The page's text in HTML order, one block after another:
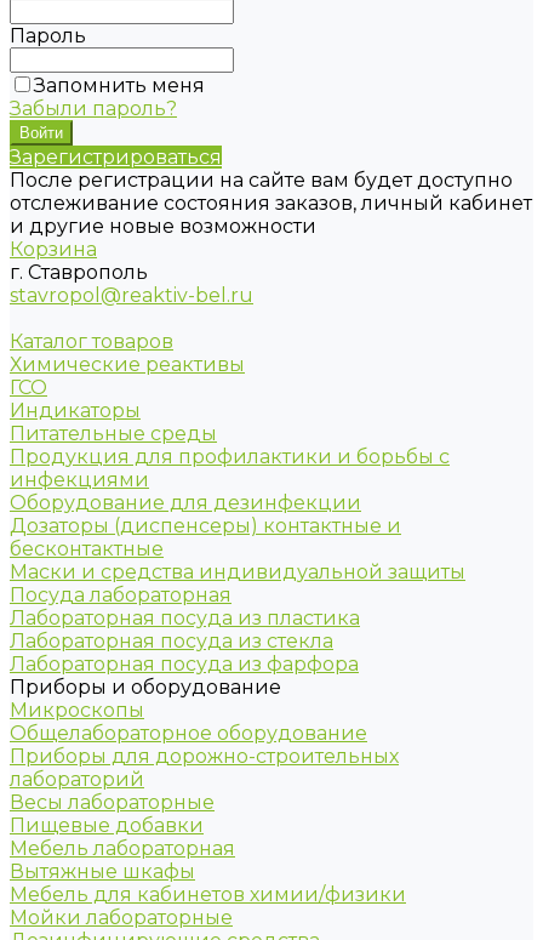
Пароль
Запомнить меня
Забыли пароль?
Зарегистрироваться
После регистрации на сайте вам будет доступно
отслеживание состояния заказов, личный кабинет
и другие новые возможности
Корзина
г. Ставрополь
stavropol@reaktiv-bel.ru
Каталог товаров
Химические реактивы
ГСО
Индикаторы
Питательные среды
Продукция для профилактики и борьбы с
инфекциями
Оборудование для дезинфекции
Дозаторы (диспенсеры) контактные и
бесконтактные
Маски и средства индивидуальной защиты
Посуда лабораторная
Лабораторная посуда из пластика
Лабораторная посуда из стекла
Лабораторная посуда из фарфора
Приборы и оборудование
Микроскопы
Общелабораторное оборудование
Приборы для дорожно-строительных
лабораторий
Весы лабораторные
Пищевые добавки
Мебель лабораторная
Вытяжные шкафы
Мебель для кабинетов химии/физики
Мойки лабораторные